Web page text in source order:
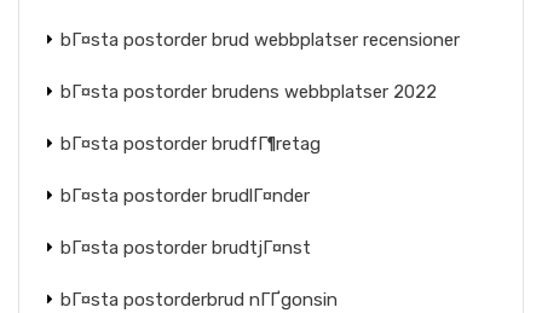
bГ¤sta postorder brud webbplatser recensioner
bГ¤sta postorder brudens webbplatser 2022
bГ¤sta postorder brudfГ¶retag
bГ¤sta postorder brudlГ¤nder
bГ¤sta postorder brudtjГ¤nst
bГ¤sta postorderbrud nГҐgonsin